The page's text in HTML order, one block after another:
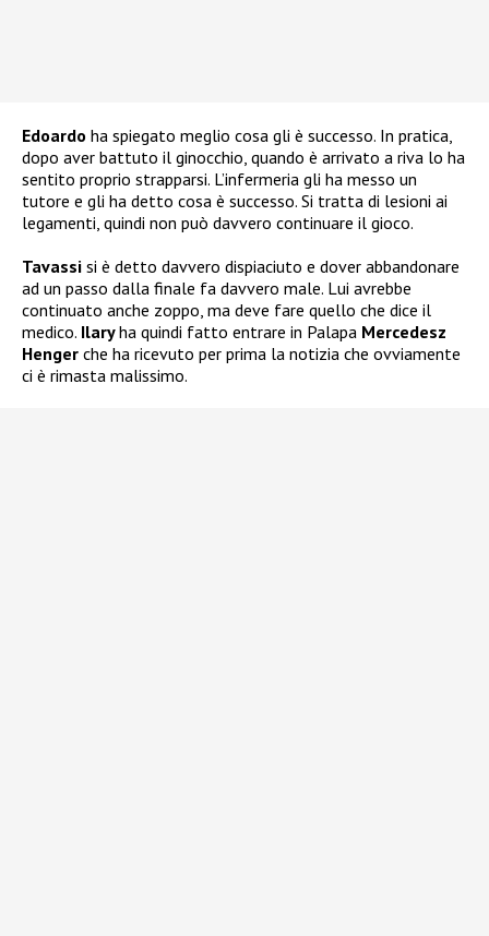
Edoardo ha spiegato meglio cosa gli è successo. In pratica,
dopo aver battuto il ginocchio, quando è arrivato a riva lo ha
sentito proprio strapparsi. L’infermeria gli ha messo un
tutore e gli ha detto cosa è successo. Si tratta di lesioni ai
legamenti, quindi non può davvero continuare il gioco.
Tavassi si è detto davvero dispiaciuto e dover abbandonare
ad un passo dalla finale fa davvero male. Lui avrebbe
continuato anche zoppo, ma deve fare quello che dice il
medico. Ilaryha quindi fatto entrare in Palapa Mercedesz
Henger che ha ricevuto per prima la notizia che ovviamente
ci è rimasta malissimo.